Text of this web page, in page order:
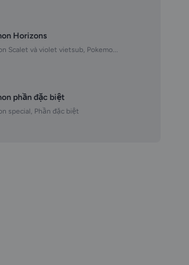
Horizons
Scalet và violet vietsub, Pokemo...
phần đặc biệt
special, Phần đặc biệt